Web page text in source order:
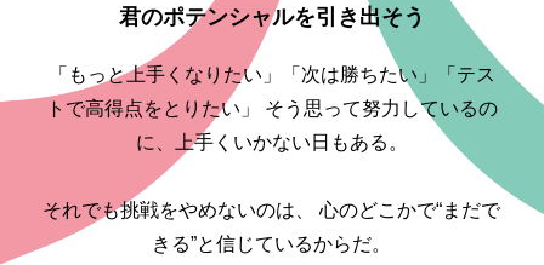
君のポテンシャルを引き出そう
「もっと上手くなりたい」「次は勝ちたい」「テス
トで高得点をとりたい」
そう思って努力しているの
に、上手くいかない日もある。
それでも挑戦をやめないのは、
心のどこかで“まだで
きる”と信じているからだ。